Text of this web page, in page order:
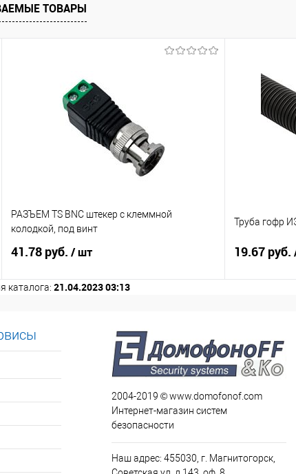
В избранное
ТОВАРЫ
РАЗЪЕМ TS BNC штекер с клеммной
колодкой, под винт
41.78 руб. / шт
Труба гофр
19.67 руб.
каталога: 21.04.2023 03:13
2004-2019 © www.domofonof.com
Интернет-магазин систем
безопасности
Наш адрес: 455030, г. Магнитогорск,